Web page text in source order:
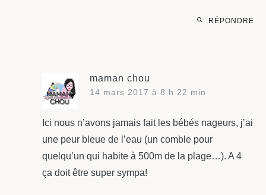
RÉPONDRE
maman chou
14 mars 2017 à 8 h 22 min
Ici nous n’avons jamais fait les bébés nageurs, j’ai
une peur bleue de l’eau (un comble pour
quelqu’un qui habite à 500m de la plage…). A 4
ça doit être super sympa!